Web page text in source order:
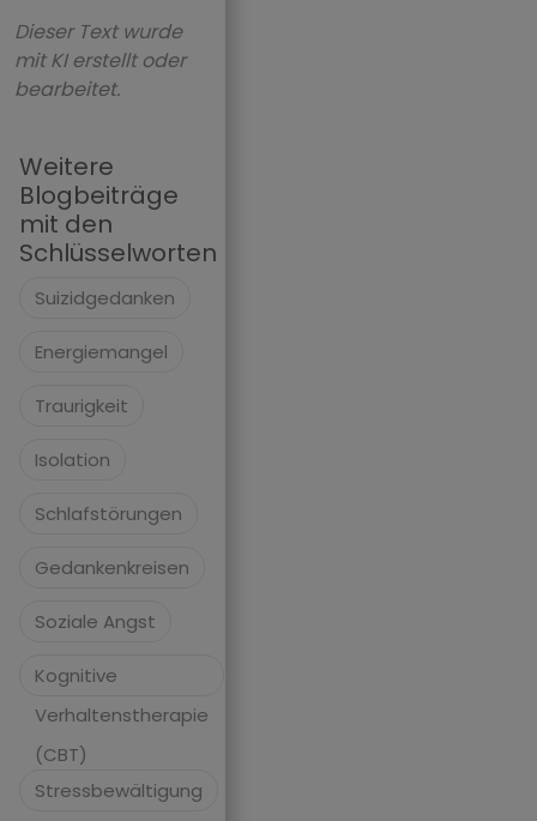
Dieser Text wurde
mit KI erstellt oder
bearbeitet.
Weitere
Blogbeiträge
mit den
Schlüsselworten
Suizidgedanken
Energiemangel
Traurigkeit
Isolation
Schlafstörungen
Gedankenkreisen
Soziale Angst
Kognitive
Verhaltenstherapie
(CBT)
Stressbewältigung